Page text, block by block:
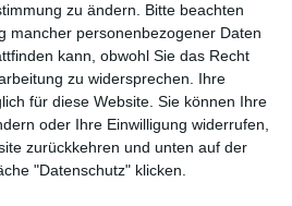
zu ändern.
Bitte beachten
mancher personenbezogener Daten
kann, obwohl Sie das Recht
zu widersprechen. Ihre
für diese Website. Sie können Ihre
oder Ihre Einwilligung widerrufen,
zurückkehren und unten auf der
"Datenschutz" klicken.
Feinsteinzeug im